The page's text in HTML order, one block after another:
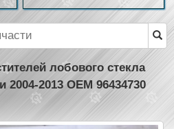
лобового стекла
2013 OEM 96434730